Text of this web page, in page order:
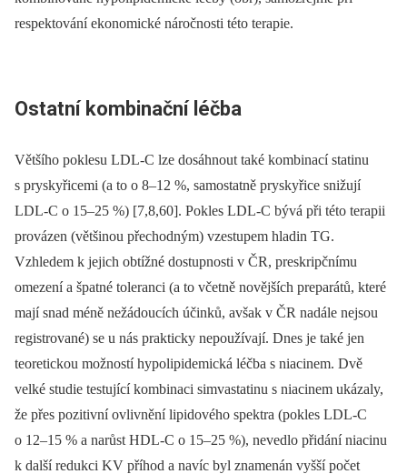
respektování ekonomické náročnosti této terapie.
Ostatní kombinační léčba
Většího poklesu LDL-C lze dosáhnout také kombinací statinu
s pryskyřicemi (a to o 8–12 %, samostatně pryskyřice snižují
LDL-C o 15–25 %) [7,8,60]. Pokles LDL-C bývá při této terapii
provázen (většinou přechodným) vzestupem hladin TG.
Vzhledem k jejich obtížné dostupnosti v ČR, preskripčnímu
omezení a špatné toleranci (a to včetně novějších preparátů, které
mají snad méně nežádoucích účinků, avšak v ČR nadále nejsou
registrované) se u nás prakticky nepoužívají. Dnes je také jen
teoretickou možností hypolipidemická léčba s niacinem. Dvě
velké studie testující kombinaci simvastatinu s niacinem ukázaly,
že přes pozitivní ovlivnění lipidového spektra (pokles LDL-C
o 12–15 % a narůst HDL-C o 15–25 %), nevedlo přidání niacinu
k další redukci KV příhod a navíc byl znamenán vyšší počet